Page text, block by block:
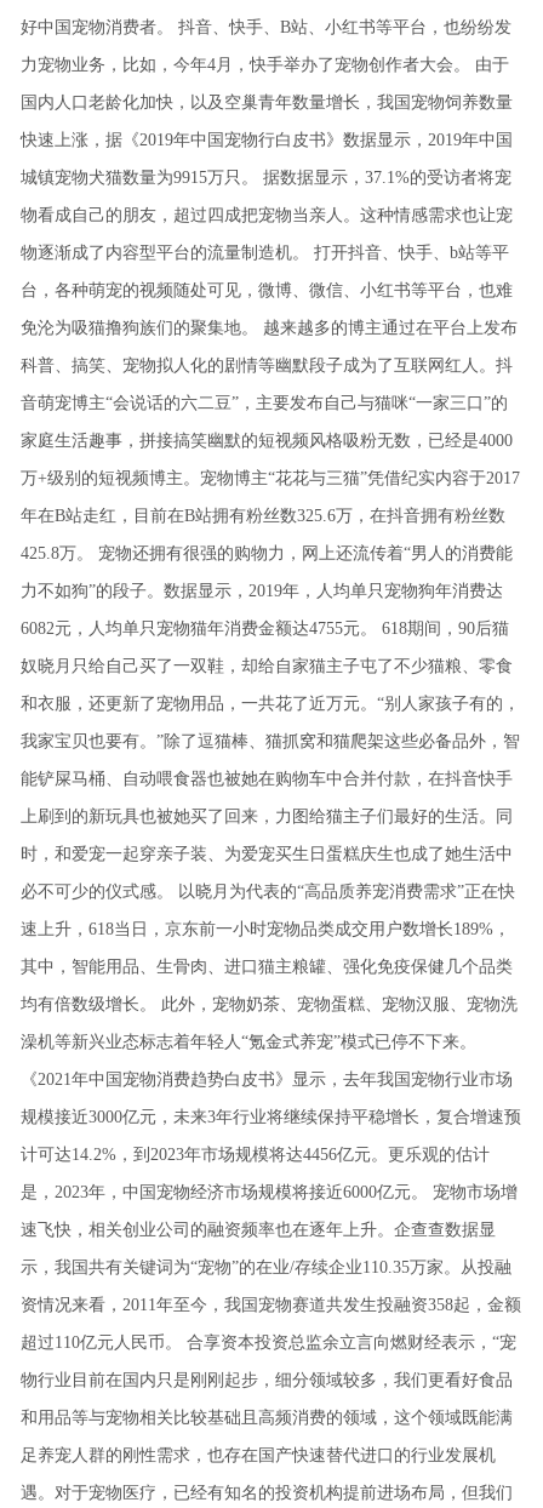
好中国宠物消费者。 抖音、快手、B站、小红书等平台，也纷纷发
力宠物业务，比如，今年4月，快手举办了宠物创作者大会。 由于
国内人口老龄化加快，以及空巢青年数量增长，我国宠物饲养数量
快速上涨，据《2019年中国宠物行白皮书》数据显示，2019年中国
城镇宠物犬猫数量为9915万只。 据数据显示，37.1%的受访者将宠
物看成自己的朋友，超过四成把宠物当亲人。这种情感需求也让宠
物逐渐成了内容型平台的流量制造机。 打开抖音、快手、b站等平
台，各种萌宠的视频随处可见，微博、微信、小红书等平台，也难
免沦为吸猫撸狗族们的聚集地。 越来越多的博主通过在平台上发布
科普、搞笑、宠物拟人化的剧情等幽默段子成为了互联网红人。抖
音萌宠博主“会说话的六二豆”，主要发布自己与猫咪“一家三口”的
家庭生活趣事，拼接搞笑幽默的短视频风格吸粉无数，已经是4000
万+级别的短视频博主。宠物博主“花花与三猫”凭借纪实内容于2017
年在B站走红，目前在B站拥有粉丝数325.6万，在抖音拥有粉丝数
425.8万。 宠物还拥有很强的购物力，网上还流传着“男人的消费能
力不如狗”的段子。数据显示，2019年，人均单只宠物狗年消费达
6082元，人均单只宠物猫年消费金额达4755元。 618期间，90后猫
奴晓月只给自己买了一双鞋，却给自家猫主子屯了不少猫粮、零食
和衣服，还更新了宠物用品，一共花了近万元。“别人家孩子有的，
我家宝贝也要有。”除了逗猫棒、猫抓窝和猫爬架这些必备品外，智
能铲屎马桶、自动喂食器也被她在购物车中合并付款，在抖音快手
上刷到的新玩具也被她买了回来，力图给猫主子们最好的生活。同
时，和爱宠一起穿亲子装、为爱宠买生日蛋糕庆生也成了她生活中
必不可少的仪式感。 以晓月为代表的“高品质养宠消费需求”正在快
速上升，618当日，京东前一小时宠物品类成交用户数增长189%，
其中，智能用品、生骨肉、进口猫主粮罐、强化免疫保健几个品类
均有倍数级增长。 此外，宠物奶茶、宠物蛋糕、宠物汉服、宠物洗
澡机等新兴业态标志着年轻人“氪金式养宠”模式已停不下来。
《2021年中国宠物消费趋势白皮书》显示，去年我国宠物行业市场
规模接近3000亿元，未来3年行业将继续保持平稳增长，复合增速预
计可达14.2%，到2023年市场规模将达4456亿元。更乐观的估计
是，2023年，中国宠物经济市场规模将接近6000亿元。 宠物市场增
速飞快，相关创业公司的融资频率也在逐年上升。企查查数据显
示，我国共有关键词为“宠物”的在业/存续企业110.35万家。从投融
资情况来看，2011年至今，我国宠物赛道共发生投融资358起，金额
超过110亿元人民币。 合享资本投资总监余立言向燃财经表示，“宠
物行业目前在国内只是刚刚起步，细分领域较多，我们更看好食品
和用品等与宠物相关比较基础且高频消费的领域，这个领域既能满
足养宠⼈群的刚性需求，也存在国产快速替代进口的行业发展机
遇。对于宠物医疗，已经有知名的投资机构提前进场布局，但我们